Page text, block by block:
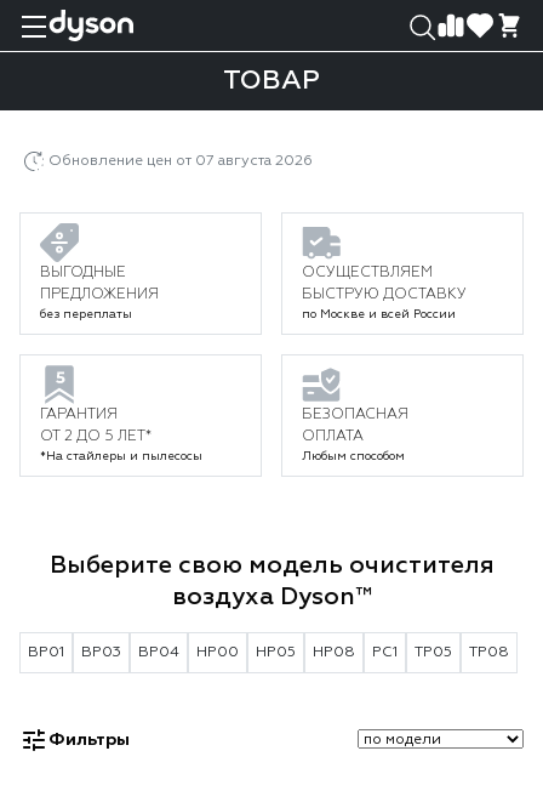
ТОВАР
Обновление цен от 07 августа 2026
ВЫГОДНЫЕ
ПРЕДЛОЖЕНИЯ
без переплаты
ОСУЩЕСТВЛЯЕМ
БЫСТРУЮ ДОСТАВКУ
по Москве и всей России
ГАРАНТИЯ
ОТ 2 ДО 5 ЛЕТ*
*На стайлеры и пылесосы
БЕЗОПАСНАЯ
ОПЛАТА
Любым способом
Выберите свою модель очистителя
воздуха Dyson™
BP01 BP03 BP04 HP00 HP05 HP08 PC1 TP05 TP08
Фильтры